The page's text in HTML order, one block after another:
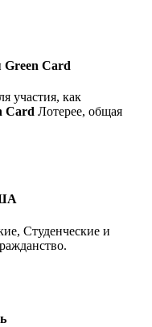
Green Card
участия, как
Card Лотерее, общая
Студенческие и